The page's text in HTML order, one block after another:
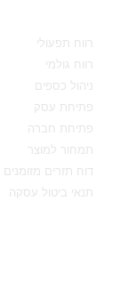
רווח תפעולי
רווח גולמי
ניהול כספים
פתיחת עסק
פתיחת חברה
תמחור למוצר
דוח תזרים מזומנים
תנאי ביטול עסקה